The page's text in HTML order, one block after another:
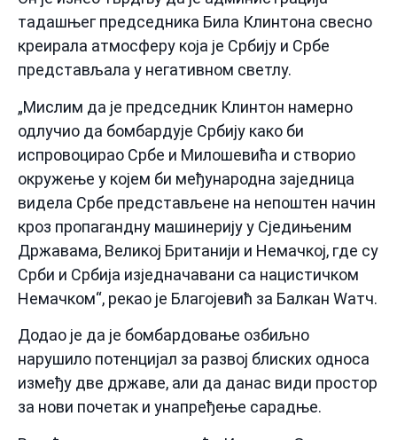
тадашњег председника Била Клинтона свесно
креирала атмосферу која је Србију и Србе
представљала у негативном светлу.
„Мислим да је председник Клинтон намерно
одлучио да бомбардује Србију како би
испровоцирао Србе и Милошевића и створио
окружење у којем би међународна заједница
видела Србе представљене на непоштен начин
кроз пропагандну машинерију у Сједињеним
Државама, Великој Британији и Немачкој, где су
Срби и Србија изједначавани са нацистичком
Немачком“, рекао је Благојевић за Балкан Wатч.
Додао је да је бомбардовање озбиљно
нарушило потенцијал за развој блиских односа
између две државе, али да данас види простор
за нови почетак и унапређење сарадње.